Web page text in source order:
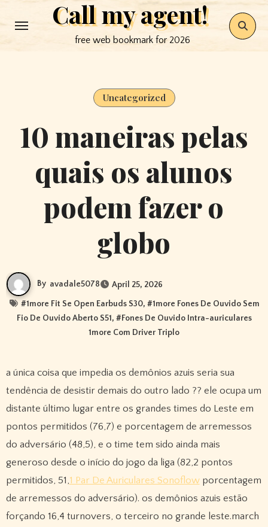
to
Call my agent!
free web bookmark for 2026
Uncategorized
10 maneiras pelas
quais os alunos
podem fazer o
globo
By avadale5078 April 25, 2026
#1more Fit Se Open Earbuds S30, #1more Fones De Ouvido Sem
Fio De Ouvido Aberto S51, #Fones De Ouvido Intra-auriculares
1more Com Driver Triplo
a única coisa que impedia os demônios azuis seria sua
tendência de desistir demais do outro lado ?? ele ocupa um
distante último lugar entre os grandes times do Leste em
pontos permitidos (76,7) e porcentagem de arremessos
do adversário (48,5), e o time tem sido ainda mais
generoso desde o início do jogo da liga (82,2 pontos
permitidos, 51,1 Par De Auriculares Sonoflowporcentagem
de arremessos do adversário). os demônios azuis estão
forçando 16,4 turnovers, o terceiro no grande leste.march